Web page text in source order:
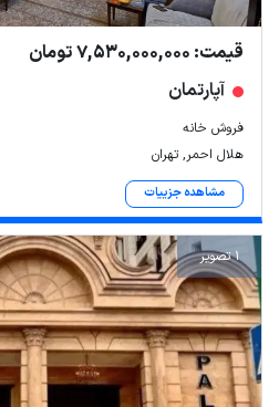
قیمت: 7,530,000,000 تومان
آپارتمان
فروش خانه
هلال احمر, تهران
مشاهده جزییات
1 تصویر